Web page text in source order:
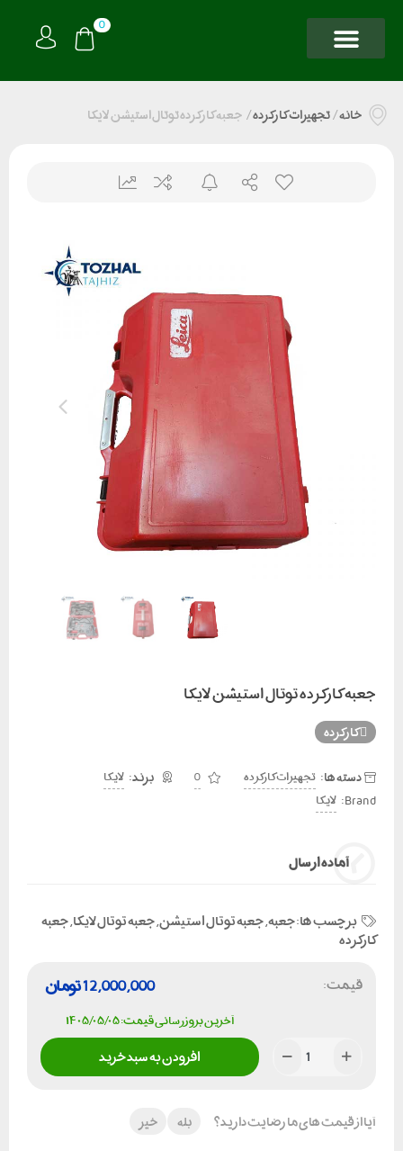
0
خانه/تجهیزات کارکرده/ جعبه کارکرده توتال استیشن لایکا
جعبه کارکرده توتال استیشن لایکا
کارکرده
دسته ها: تجهیزات کارکرده 0 لایکا
Brand: لایکا
آماده ارسال
برچسب ها:جعبه,جعبه توتال استیشن,جعبه توتال لایکا,جعبه
کارکرده
قیمت:
تومان12,000,000
آخرین بروزرسانی قیمت: ۱۴۰۵/۰۵/۰۵
افزودن به سبد خرید
آیا از قیمت های ما رضایت دارید؟ بله خیر